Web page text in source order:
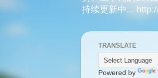
持续更新中...
TRANSLATE
Powered by